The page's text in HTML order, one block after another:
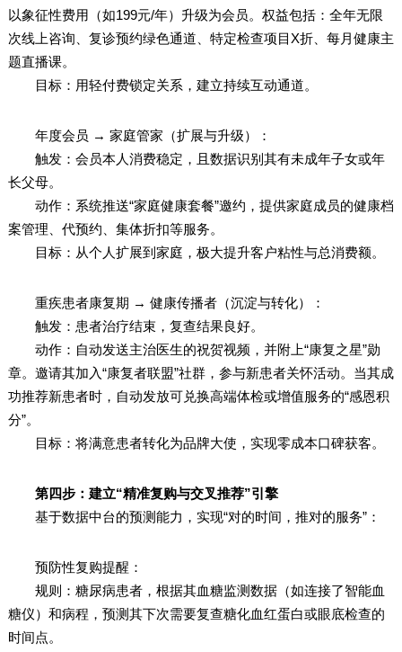
以象征性费用（如199元/年）升级为会员。权益包括：全年无限
次线上咨询、复诊预约绿色通道、特定检查项目X折、每月健康主
题直播课。
目标：用轻付费锁定关系，建立持续互动通道。
年度会员 → 家庭管家（扩展与升级）：
触发：会员本人消费稳定，且数据识别其有未成年子女或年
长父母。
动作：系统推送“家庭健康套餐”邀约，提供家庭成员的健康档
案管理、代预约、集体折扣等服务。
目标：从个人扩展到家庭，极大提升客户粘性与总消费额。
重疾患者康复期 → 健康传播者（沉淀与转化）：
触发：患者治疗结束，复查结果良好。
动作：自动发送主治医生的祝贺视频，并附上“康复之星”勋
章。邀请其加入“康复者联盟”社群，参与新患者关怀活动。当其成
功推荐新患者时，自动发放可兑换高端体检或增值服务的“感恩积
分”。
目标：将满意患者转化为品牌大使，实现零成本口碑获客。
第四步：建立“精准复购与交叉推荐”引擎
基于数据中台的预测能力，实现“对的时间，推对的服务”：
预防性复购提醒：
规则：糖尿病患者，根据其血糖监测数据（如连接了智能血
糖仪）和病程，预测其下次需要复查糖化血红蛋白或眼底检查的
时间点。